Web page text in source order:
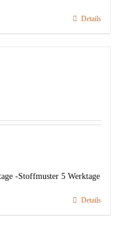
Details
-Stoffmuster 5 Werktage
Details